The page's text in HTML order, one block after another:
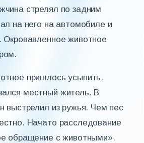
стрелял по задним
на него на автомобиле и
Окровавленное животное
пришлось усыпить.
местный житель. В
выстрелил из ружья. Чем пес
Начато расследование
обращение с животными».